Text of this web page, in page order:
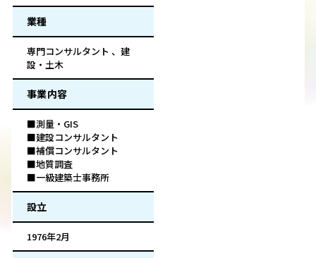
業種
専門コンサルタント 、建
設・土木
事業内容
■測量・GIS
■建設コンサルタント
■補償コンサルタント
■地質調査
■一級建築士事務所
設立
1976年2月